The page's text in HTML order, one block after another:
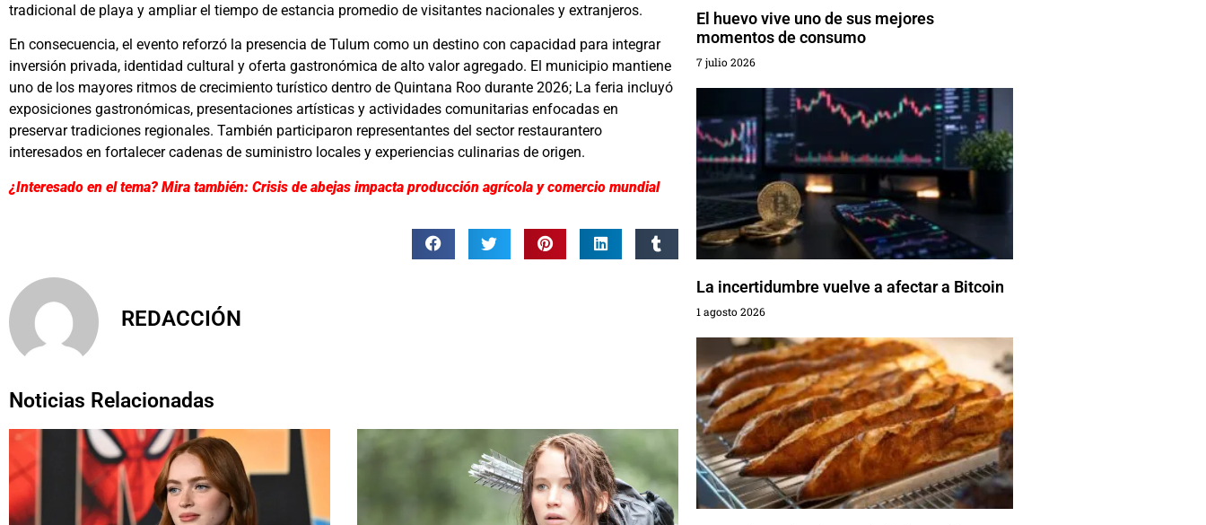
tradicional de playa y ampliar el tiempo de estancia promedio de visitantes nacionales y extranjeros.
En consecuencia, el evento reforzó la presencia de Tulum como un destino con capacidad para integrar
inversión privada, identidad cultural y oferta gastronómica de alto valor agregado. El municipio mantiene
uno de los mayores ritmos de crecimiento turístico dentro de Quintana Roo durante 2026; La feria incluyó
exposiciones gastronómicas, presentaciones artísticas y actividades comunitarias enfocadas en
preservar tradiciones regionales. También participaron representantes del sector restaurantero
interesados en fortalecer cadenas de suministro locales y experiencias culinarias de origen.
¿Interesado en el tema? Mira también: Crisis de abejas impacta producción agrícola y comercio mundial
REDACCIÓN
Noticias Relacionadas
El huevo vive uno de sus mejores
momentos de consumo
7 julio 2026
La incertidumbre vuelve a afectar a Bitcoin
1 agosto 2026